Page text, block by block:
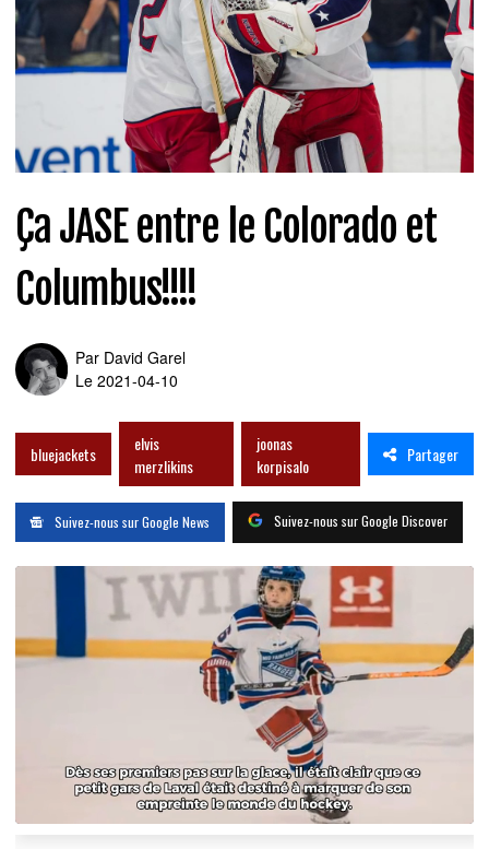
Ça JASE entre le Colorado et
Columbus!!!!
Par David Garel
Le 2021-04-10
bluejackets
elvis
merzlikins
joonas
korpisalo
Partager
Suivez-nous sur Google News Suivez-nous sur Google Discover